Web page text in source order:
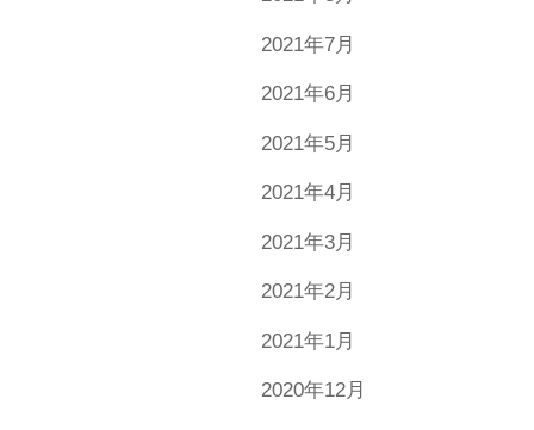
2021年7月
2021年6月
2021年5月
2021年4月
2021年3月
2021年2月
2021年1月
2020年12月